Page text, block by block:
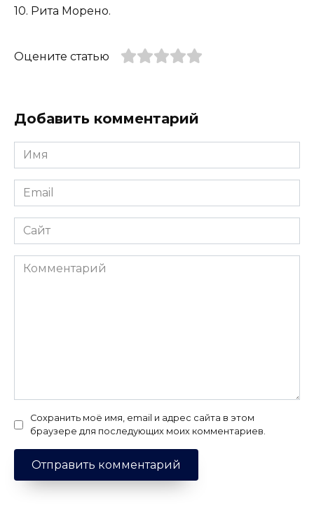
10. Рита Морено.
Оцените статью
Добавить комментарий
Имя
*
Email
*
Сайт
Комментарий
Сохранить моё имя, email и адрес сайта в этом
браузере для последующих моих комментариев.